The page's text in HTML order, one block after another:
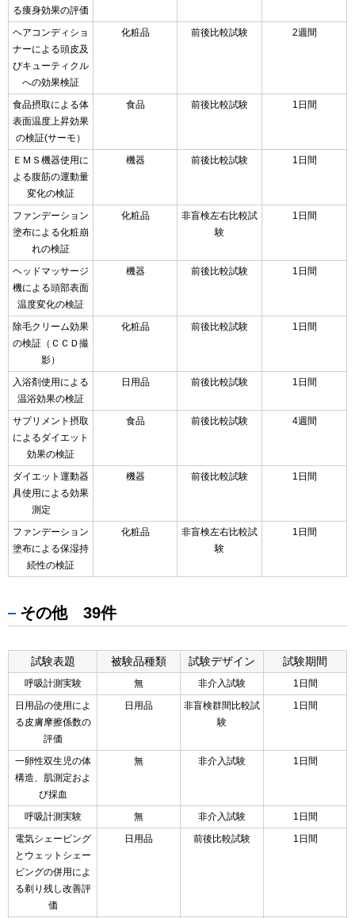
る痩身効果の評価
ヘアコンディショ
ナーによる頭皮及
びキューティクル
への効果検証
化粧品 前後比較試験 2週間
食品摂取による体
表面温度上昇効果
の検証(サーモ）
食品 前後比較試験 1日間
ＥＭＳ機器使用に
よる腹筋の運動量
変化の検証
機器 前後比較試験 1日間
ファンデーション
塗布による化粧崩
れの検証
化粧品
非盲検左右比較試
験
1日間
ヘッドマッサージ
機による頭部表面
温度変化の検証
機器 前後比較試験 1日間
除毛クリーム効果
の検証（ＣＣＤ撮
影）
化粧品 前後比較試験 1日間
入浴剤使用による
温浴効果の検証
日用品 前後比較試験 1日間
サプリメント摂取
によるダイエット
効果の検証
食品 前後比較試験 4週間
ダイエット運動器
具使用による効果
測定
機器 前後比較試験 1日間
ファンデーション
塗布による保湿持
続性の検証
化粧品
非盲検左右比較試
験
1日間
その他 39件
試験表題 被験品種類 試験デザイン 試験期間
呼吸計測実験 無 非介入試験
1日間
日用品の使用によ
る皮膚摩擦係数の
評価
日用品
非盲検群間比較試
験
1日間
一卵性双生児の体
構造、肌測定およ
び採血
無 非介入試験 1日間
呼吸計測実験 無 非介入試験
1日間
電気シェービング
とウェットシェー
ビングの併用によ
る剃り残し改善評
価
日用品 前後比較試験 1日間